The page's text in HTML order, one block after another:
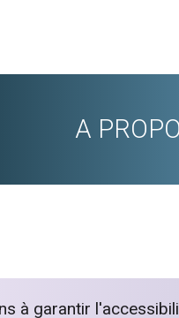
A
à garantir